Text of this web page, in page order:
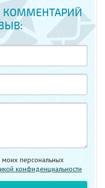
КОММЕНТАРИЙ
персональных
конфиденциальности